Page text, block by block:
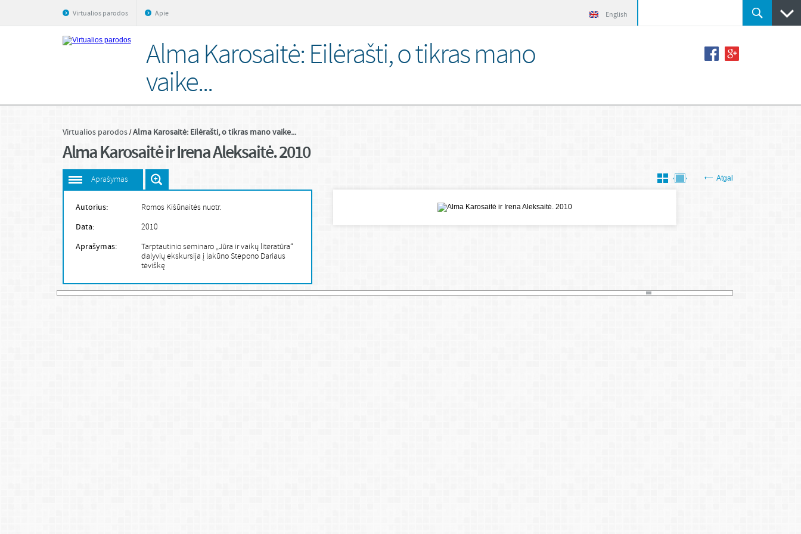
English
Virtualios parodos Apie
Alma Karosaitė: Eilėrašti, o tikras mano
vaike...
Virtualios parodos Alma Karosaitė: Eilėrašti, o tikras mano vaike...
Alma Karosaitė ir Irena Aleksaitė. 2010
Aprašymas Atgal
Autorius: Romos Kišūnaitės nuotr.
Data: 2010
Aprašymas:
Tarptautinio seminaro „Jūra ir vaikų literatūra“
dalyvių ekskursija į lakūno Stepono Dariaus
tėviškę